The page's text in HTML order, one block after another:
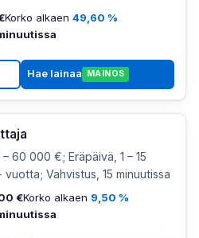
Korko alkaen 49,60 %
Hae lainaa MAINOS
60 000 €; Eräpäivä, 1 – 15
vuotta; Vahvistus, 15 minuutissa
€Korko alkaen 9,50 %